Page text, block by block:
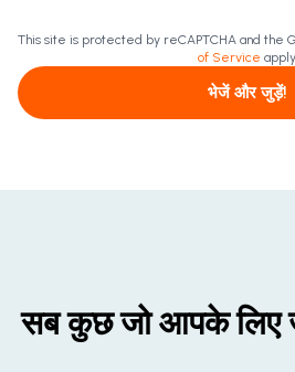
This site is protected by reCAPTCHA and the
of Service
भेजें और जुड़ें!
सब कुछ जो आपके लिए